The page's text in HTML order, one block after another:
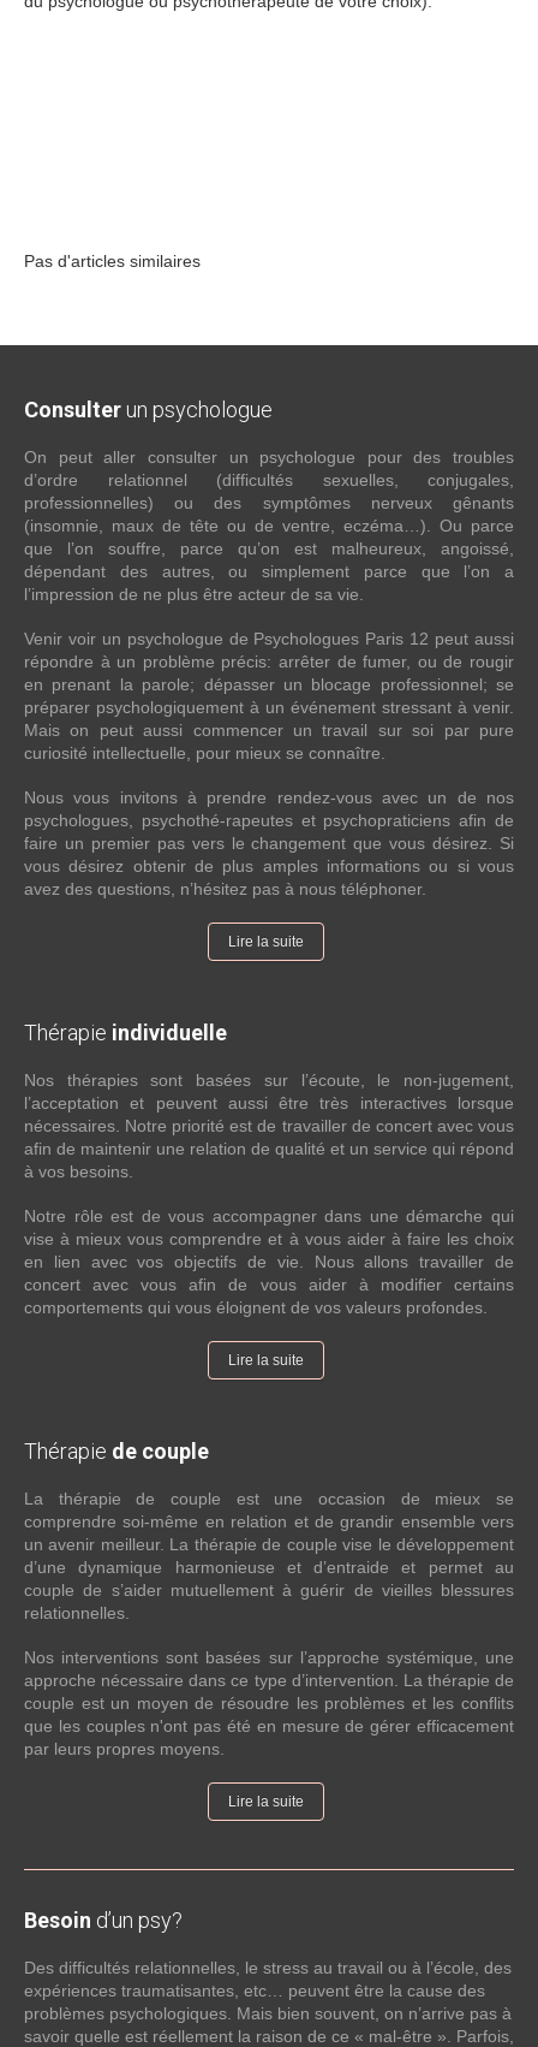
Pas d'articles similaires
Consulter un psychologue
On peut aller consulter un psychologue pour des troubles
d’ordre relationnel (difficultés sexuelles, conjugales,
professionnelles) ou des symptômes nerveux gênants
(insomnie, maux de tête ou de ventre, eczéma…). Ou parce
que l’on souffre, parce qu’on est malheureux, angoissé,
dépendant des autres, ou simplement parce que l’on a
l’impression de ne plus être acteur de sa vie.
Venir voir un psychologue de Psychologues Paris 12 peut aussi
répondre à un problème précis: arrêter de fumer, ou de rougir
en prenant la parole; dépasser un blocage professionnel; se
préparer psychologiquement à un événement stressant à venir.
Mais on peut aussi commencer un travail sur soi par pure
curiosité intellectuelle, pour mieux se connaître.
Nous vous invitons à prendre rendez-vous avec un de nos
psychologues, psychothé-rapeutes et psychopraticiens afin de
faire un premier pas vers le changement que vous désirez. Si
vous désirez obtenir de plus amples informations ou si vous
avez des questions, n’hésitez pas à nous téléphoner.
Lire la suite
Thérapie individuelle
Nos thérapies sont basées sur l’écoute, le non-jugement,
l’acceptation et peuvent aussi être très interactives lorsque
nécessaires. Notre priorité est de travailler de concert avec vous
afin de maintenir une relation de qualité et un service qui répond
à vos besoins.
Notre rôle est de vous accompagner dans une démarche qui
vise à mieux vous comprendre et à vous aider à faire les choix
en lien avec vos objectifs de vie. Nous allons travailler de
concert avec vous afin de vous aider à modifier certains
comportements qui vous éloignent de vos valeurs profondes.
Lire la suite
Thérapie de couple
La thérapie de couple est une occasion de mieux se
comprendre soi-même en relation et de grandir ensemble vers
un avenir meilleur. La thérapie de couple vise le développement
d’une dynamique harmonieuse et d’entraide et permet au
couple de s’aider mutuellement à guérir de vieilles blessures
relationnelles.
Nos interventions sont basées sur l’approche systémique, une
approche nécessaire dans ce type d’intervention. La thérapie de
couple est un moyen de résoudre les problèmes et les conflits
que les couples n'ont pas été en mesure de gérer efficacement
par leurs propres moyens.
Lire la suite
Besoin d’un psy?
Des difficultés relationnelles, le stress au travail ou à l’école, des
expériences traumatisantes, etc… peuvent être la cause des
problèmes psychologiques. Mais bien souvent, on n’arrive pas à
savoir quelle est réellement la raison de ce « mal-être ». Parfois,